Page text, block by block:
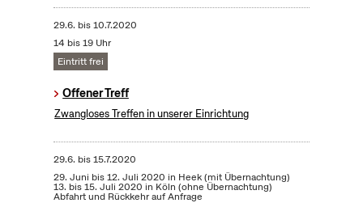
29.6. bis10.7.2020
14 bis 19 Uhr
Eintritt frei
Offener Treff
Zwangloses Treffen in unserer Einrichtung
29.6. bis15.7.2020
29. Juni bis 12. Juli 2020 in Heek (mit Übernachtung)
13. bis 15. Juli 2020 in Köln (ohne Übernachtung)
Abfahrt und Rückkehr auf Anfrage